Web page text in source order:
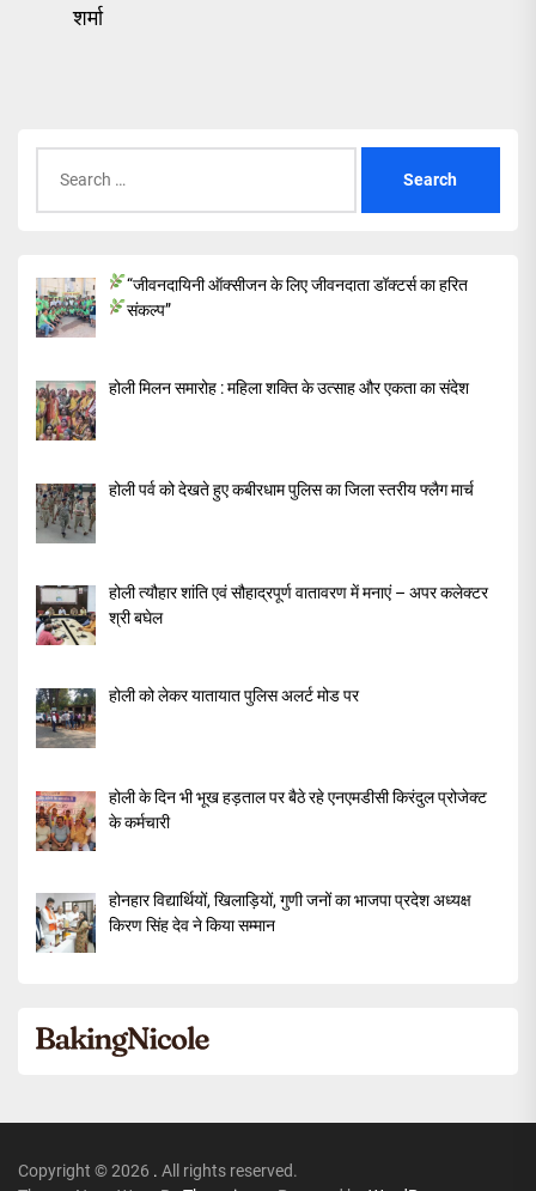
शर्मा
for:
“जीवनदायिनी ऑक्सीजन के लिए जीवनदाता डॉक्टर्स का हरित
संकल्प”
होली मिलन समारोह : महिला शक्ति के उत्साह और एकता का संदेश
होली पर्व को देखते हुए कबीरधाम पुलिस का जिला स्तरीय फ्लैग मार्च
होली त्यौहार शांति एवं सौहाद्रपूर्ण वातावरण में मनाएं – अपर कलेक्टर
श्री बघेल
होली को लेकर यातायात पुलिस अलर्ट मोड पर
होली के दिन भी भूख हड़ताल पर बैठे रहे एनएमडीसी किरंदुल प्रोजेक्ट
के कर्मचारी
होनहार विद्यार्थियों, खिलाड़ियों, गुणी जनों का भाजपा प्रदेश अध्यक्ष
किरण सिंह देव ने किया सम्मान
Copyright © 2026 . All rights reserved.